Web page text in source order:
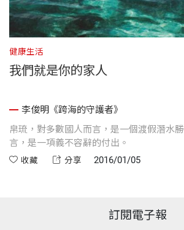
健康生活
我們就是你的家人
李俊明《跨海的守護者》
帛琉，對多數國人而言，是一個渡假潛水
言，是一項義不容辭的付出。
收藏 分享 2016/01/05
訂閱電子報